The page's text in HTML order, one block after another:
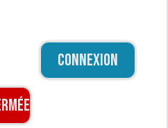
Connexion